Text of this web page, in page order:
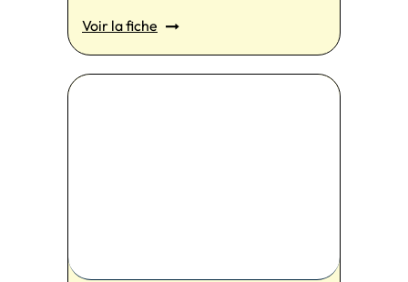
Voir la fiche